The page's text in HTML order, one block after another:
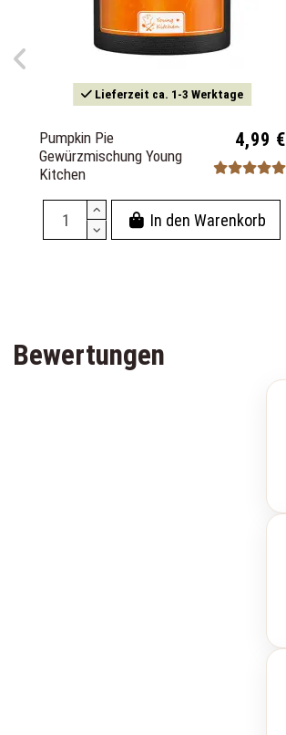
Lieferzeit ca. 1-3 Werktage
Pumpkin Pie
Gewürzmischung Young
Kitchen
4,99 €
In den Warenkorb
Bewertungen